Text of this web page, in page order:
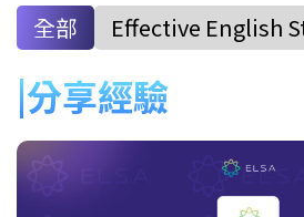
全部 Effective English
分享經驗